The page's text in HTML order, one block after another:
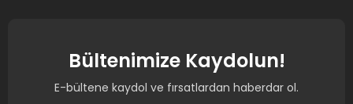
Bültenimize Kaydolun!
E-bültene kaydol ve fırsatlardan haberdar ol.